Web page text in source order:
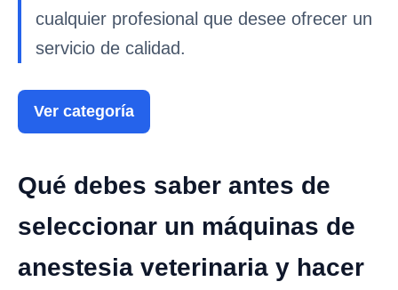
cualquier profesional que desee ofrecer un
servicio de calidad.
Ver categoría
Qué debes saber antes de
seleccionar un máquinas de
anestesia veterinaria y hacer